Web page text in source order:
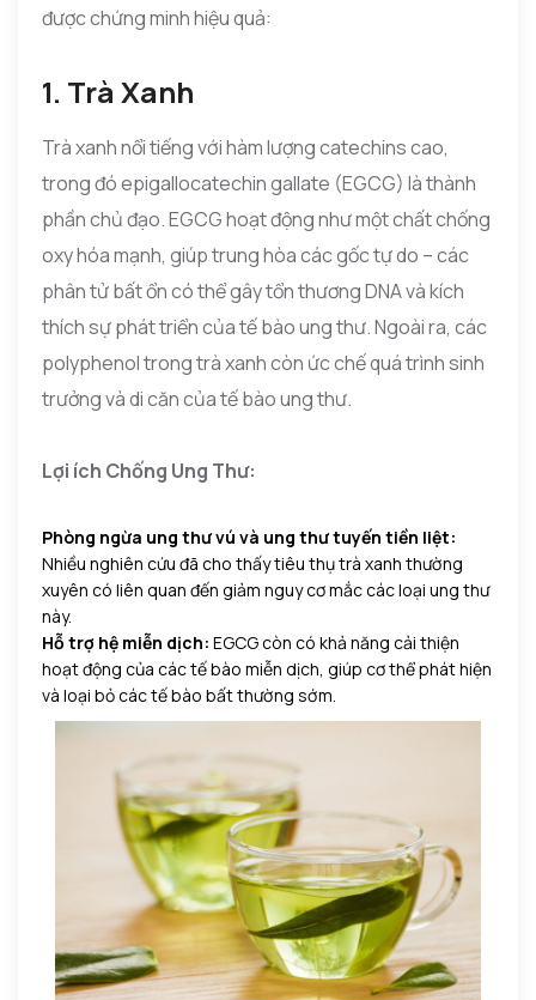
được chứng minh hiệu quả:
1. Trà Xanh
Trà xanh nổi tiếng với hàm lượng catechins cao,
trong đó epigallocatechin gallate (EGCG) là thành
phần chủ đạo. EGCG hoạt động như một chất chống
oxy hóa mạnh, giúp trung hòa các gốc tự do – các
phân tử bất ổn có thể gây tổn thương DNA và kích
thích sự phát triển của tế bào ung thư. Ngoài ra, các
polyphenol trong trà xanh còn ức chế quá trình sinh
trưởng và di căn của tế bào ung thư.
Lợi ích Chống Ung Thư:
Phòng ngừa ung thư vú và ung thư tuyến tiền liệt:
Nhiều nghiên cứu đã cho thấy tiêu thụ trà xanh thường
xuyên có liên quan đến giảm nguy cơ mắc các loại ung thư
này.
Hỗ trợ hệ miễn dịch: EGCG còn có khả năng cải thiện
hoạt động của các tế bào miễn dịch, giúp cơ thể phát hiện
và loại bỏ các tế bào bất thường sớm.